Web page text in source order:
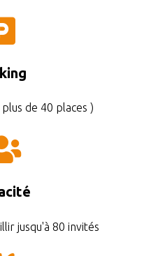
de 40 places )
jusqu'à 80 invités